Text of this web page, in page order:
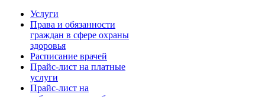
Услуги
Права и обязанности
граждан в сфере охраны
здоровья
Расписание врачей
Прайс-лист на платные
услуги
Прайс-лист на